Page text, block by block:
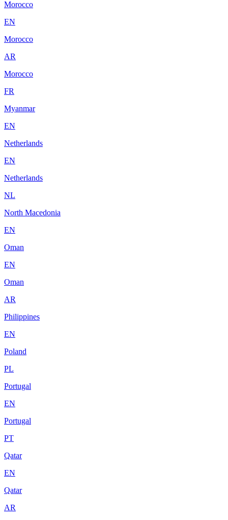
Morocco
EN
Morocco
AR
Morocco
FR
Myanmar
EN
Netherlands
EN
Netherlands
NL
North Macedonia
EN
Oman
EN
Oman
AR
Philippines
EN
Poland
PL
Portugal
EN
Portugal
PT
Qatar
EN
Qatar
AR